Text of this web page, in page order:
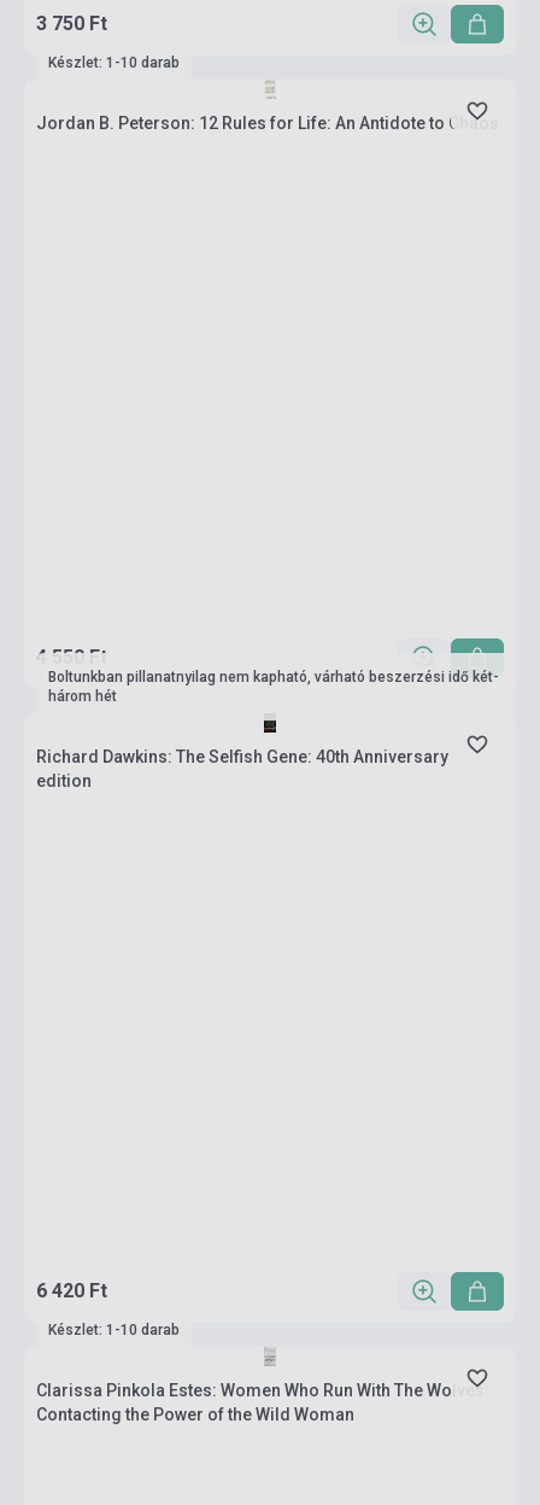
3 750 Ft
Készlet: 1-10 darab
Jordan B. Peterson: 12 Rules for Life: An Antidote to Chaos
4 550 Ft
Boltunkban pillanatnyilag nem kapható, várható beszerzési idő két-
három hét
Richard Dawkins: The Selfish Gene: 40th Anniversary
edition
6 420 Ft
Készlet: 1-10 darab
Clarissa Pinkola Estes: Women Who Run With The Wolves:
Contacting the Power of the Wild Woman